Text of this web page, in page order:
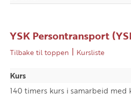
YSK Persontransport
Tilbake til toppen | Kursliste
Kurs
140 timers kurs i samarbeid med